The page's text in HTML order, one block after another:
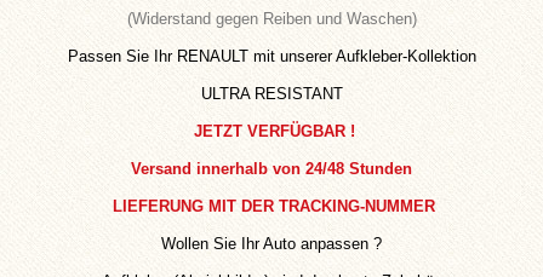
(Widerstand gegen Reiben und Waschen)
Passen Sie Ihr RENAULT mit unserer Aufkleber-Kollektion
ULTRA RESISTANT
JETZT VERFÜGBAR !
Versand innerhalb von 24/48 Stunden
LIEFERUNG MIT DER TRACKING-NUMMER
Wollen Sie Ihr Auto anpassen ?